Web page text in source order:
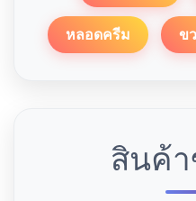
หลอดครีม ข
สินค้า